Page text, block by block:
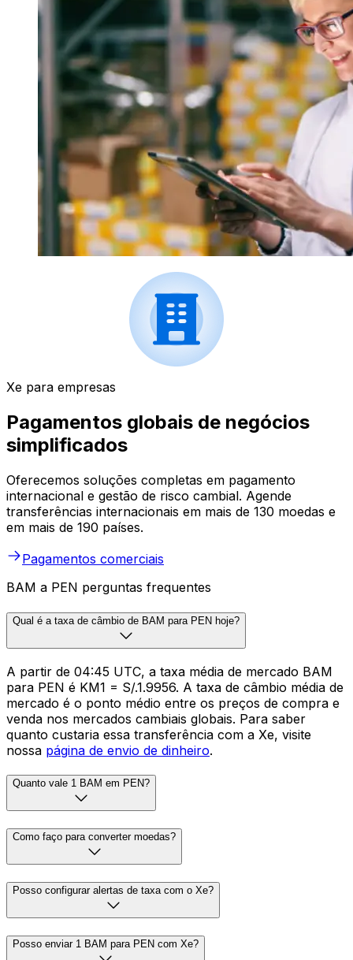
Xe para empresas
Pagamentos globais de negócios
simplificados
Oferecemos soluções completas em pagamento
internacional e gestão de risco cambial. Agende
transferências internacionais em mais de 130 moedas e
em mais de 190 países.
Pagamentos comerciais
BAM a PEN perguntas frequentes
Qual é a taxa de câmbio de BAM para PEN hoje?
A partir de 04:45 UTC, a taxa média de mercado BAM
para PEN é KM1 = S/.1.9956. A taxa de câmbio média de
mercado é o ponto médio entre os preços de compra e
venda nos mercados cambiais globais. Para saber
quanto custaria essa transferência com a Xe, visite
nossa página de envio de dinheiro.
Quanto vale 1 BAM em PEN?
Como faço para converter moedas?
Posso configurar alertas de taxa com o Xe?
Posso enviar 1 BAM para PEN com Xe?